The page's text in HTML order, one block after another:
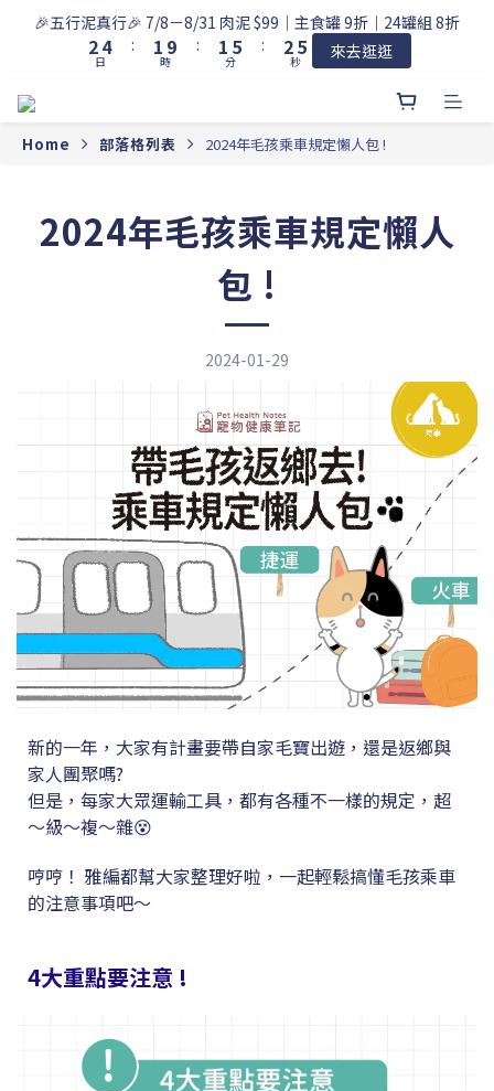
🎉五行泥真行🎉 7/8－8/31 肉泥 $99｜主食罐 9折｜24罐組 8折
3
2
1
5
4
3
0
日
:
2
1
0
9
8
5
2
1
時
:
2
1
0
6
5
4
1
分
:
3
2
1
5
4
3
0
秒 來去逛逛
Home 部落格列表 2024年毛孩乘車規定懶人包 !
2024年毛孩乘車規定懶人
包 !
2024-01-29
新的一年，大家有計畫要帶自家毛寶出遊，還是返鄉與
家人團聚嗎?
但是，​每家大眾運輸工具，都有各種不一樣的規定，​超
～級～複～雜​😵
哼哼！ 雅編都幫大家整理好啦，一起輕鬆搞懂毛孩乘車
的注意事項吧～
4大重點要注意 !